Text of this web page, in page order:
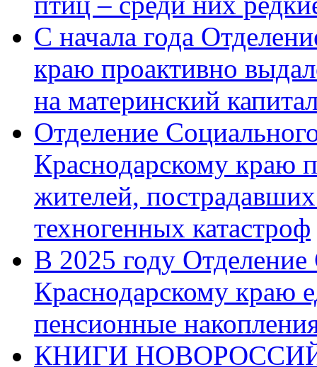
С начала года
краю проактивно
на материнский
Отделение
Краснодарскому краю
жителей,
техногенных катастроф
В 2025 году
Краснодарскому краю
пенсионные
КНИГИ